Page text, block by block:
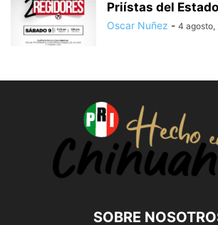
Priístas del
Oscar Nuñez - 4 agosto,
SOBRE